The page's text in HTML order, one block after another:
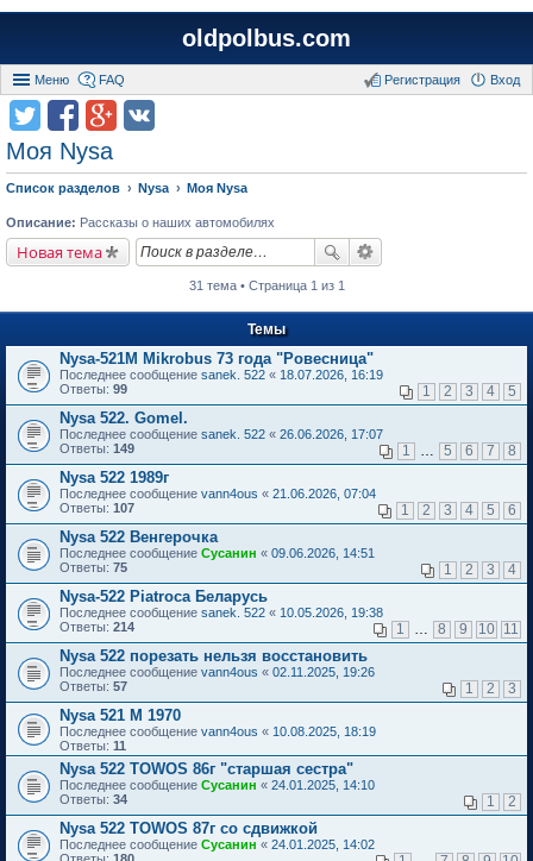
oldpolbus.com
Меню FAQ Вход
Регистрация
Моя Nysa
Список разделов Nysa Моя Nysa
Описание: Рассказы о наших автомобилях
Новая тема
31 тема • Страница 1 из 1
Темы
Nysa-521M Mikrobus 73 года "Ровесница"
Последнее сообщение sanek. 522 « 18.07.2026, 16:19
Ответы: 99 1 2 3 4 5
Nysa 522. Gomel.
Последнее сообщение sanek. 522 « 26.06.2026, 17:07
Ответы: 149 1 5 6 7 8
Nysa 522 1989г
Последнее сообщение vann4ous « 21.06.2026, 07:04
Ответы: 107 1 2 3 4 5 6
Nysa 522 Венгерочка
Последнее сообщение Сусанин « 09.06.2026, 14:51
Ответы: 75 1 2 3 4
Nysa-522 Piatroca Беларусь
Последнее сообщение sanek. 522 « 10.05.2026, 19:38
Ответы: 214 1 8 9 10 11
Nysa 522 порезать нельзя восстановить
Последнее сообщение vann4ous « 02.11.2025, 19:26
Ответы: 57 1 2 3
Nysa 521 M 1970
Последнее сообщение vann4ous « 10.08.2025, 18:19
Ответы: 11
Nysa 522 TOWOS 86г "старшая сестра"
Последнее сообщение Сусанин « 24.01.2025, 14:10
Ответы: 34 1 2
Nysa 522 TOWOS 87г со сдвижкой
Последнее сообщение Сусанин « 24.01.2025, 14:02
Ответы: 180